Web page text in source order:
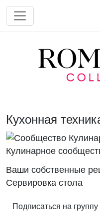
Перейти к основному
Кухонная
Кулинарное
Ваши собственные
Сервировка стола
Подписаться на группу